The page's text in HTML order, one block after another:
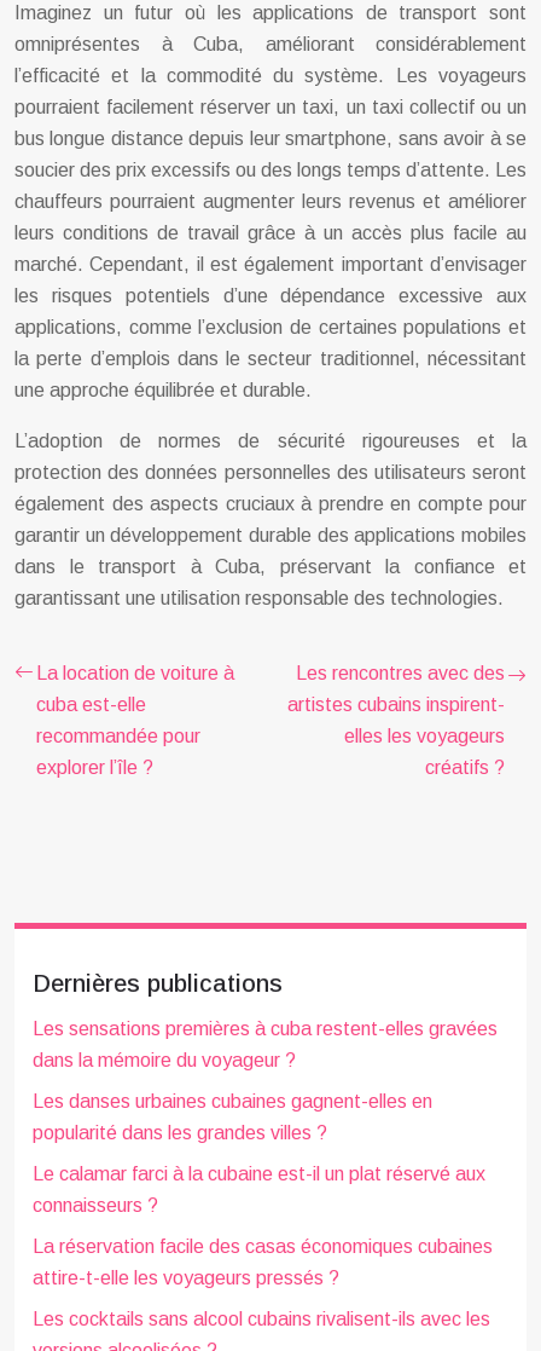
Imaginez un futur où les applications de transport sont
omniprésentes à Cuba, améliorant considérablement
l’efficacité et la commodité du système. Les voyageurs
pourraient facilement réserver un taxi, un taxi collectif ou un
bus longue distance depuis leur smartphone, sans avoir à se
soucier des prix excessifs ou des longs temps d’attente. Les
chauffeurs pourraient augmenter leurs revenus et améliorer
leurs conditions de travail grâce à un accès plus facile au
marché. Cependant, il est également important d’envisager
les risques potentiels d’une dépendance excessive aux
applications, comme l’exclusion de certaines populations et
la perte d’emplois dans le secteur traditionnel, nécessitant
une approche équilibrée et durable.
L’adoption de normes de sécurité rigoureuses et la
protection des données personnelles des utilisateurs seront
également des aspects cruciaux à prendre en compte pour
garantir un développement durable des applications mobiles
dans le transport à Cuba, préservant la confiance et
garantissant une utilisation responsable des technologies.
La location de voiture à
cuba est-elle
recommandée pour
explorer l’île ?
Les rencontres avec des
artistes cubains inspirent-
elles les voyageurs
créatifs ?
Dernières publications
Les sensations premières à cuba restent-elles gravées
dans la mémoire du voyageur ?
Les danses urbaines cubaines gagnent-elles en
popularité dans les grandes villes ?
Le calamar farci à la cubaine est-il un plat réservé aux
connaisseurs ?
La réservation facile des casas économiques cubaines
attire-t-elle les voyageurs pressés ?
Les cocktails sans alcool cubains rivalisent-ils avec les